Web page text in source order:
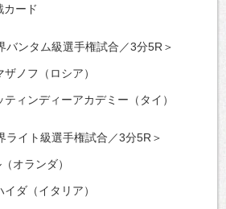
ード
バンタム級選手権試合／3分5R＞
ノフ（ロシア）
ィンディーアカデミー（タイ）
ライト級選手権試合／3分5R＞
オランダ）
ダ（イタリア）